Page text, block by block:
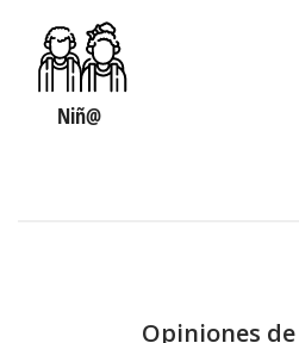
Niñ@
Opiniones